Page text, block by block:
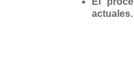
actuales.